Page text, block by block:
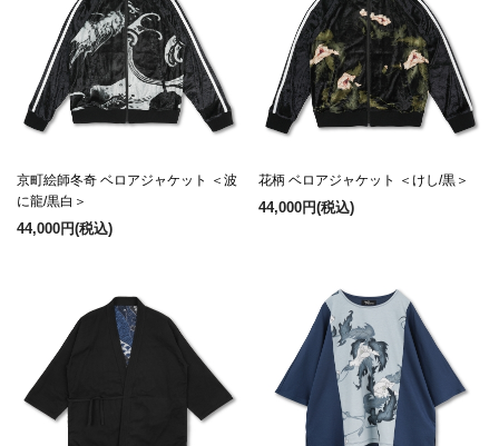
京町絵師冬奇 ベロアジャケット ＜波
に龍/黒白＞
44,000円(税込)
花柄 ベロアジャケット ＜けし/黒＞
44,000円(税込)